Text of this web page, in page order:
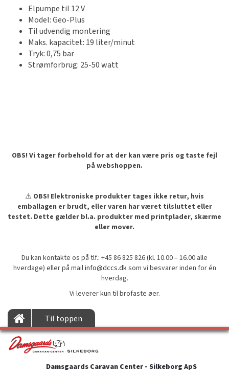
Elpumpe til 12 V
Model: Geo-Plus
Til udvendig montering
Maks. kapacitet: 19 liter/minut
Tryk: 0,75 bar
Strømforbrug: 25-50 watt
OBS! Vi tager forbehold for at der kan være pris og taste fejl
på webshoppen.
⚠️ OBS! Elektroniske produkter tages ikke retur, hvis
emballagen er brudt, eller varen har været tilsluttet eller
testet. Dette gælder bl.a. produkter med printplader, skærme
eller mover.
Du kan kontakte os på tlf.: +45 86 825 826 (kl. 10.00 – 16.00 alle
hverdage) eller på mailinfo@dccs.dksom vi besvarer inden for én
hverdag.
Vi leverer kun til brofaste øer.
Til toppen
Damsgaards Caravan Center - Silkeborg ApS